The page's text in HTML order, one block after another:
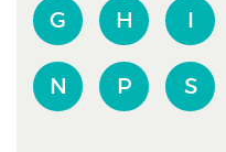
G H I
N P S